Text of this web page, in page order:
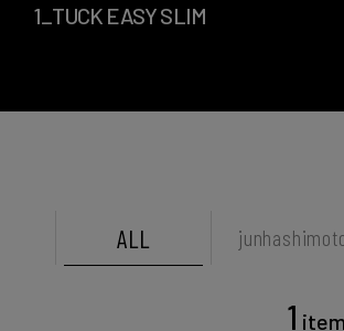
1_TUCK EASY SLIM
ALL
1